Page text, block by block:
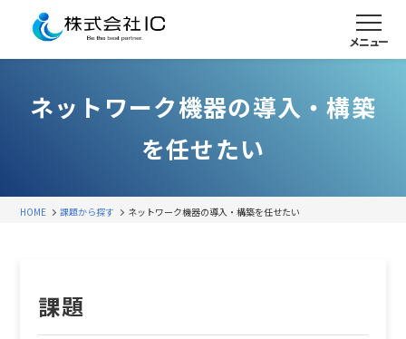
メニュー
ネットワーク機器の導入・構築
を任せたい
HOME 課題から探す ネットワーク機器の導入・構築を任せたい
課題